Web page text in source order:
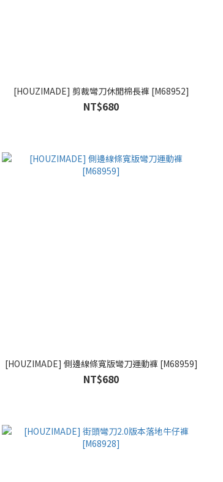
[HOUZIMADE] 剪裁彎刀休閒棉長褲 [M68952]
NT$680
[HOUZIMADE] 側邊線條寬版彎刀運動褲 [M68959]
NT$680